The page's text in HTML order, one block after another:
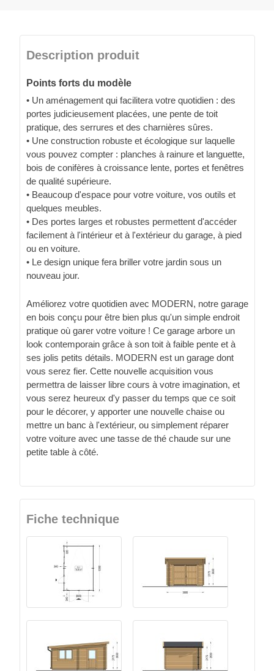
Description produit
Points forts du modèle
• Un aménagement qui facilitera votre quotidien : des
portes judicieusement placées, une pente de toit
pratique, des serrures et des charnières sûres.
• Une construction robuste et écologique sur laquelle
vous pouvez compter : planches à rainure et languette,
bois de conifères à croissance lente, portes et fenêtres
de qualité supérieure.
• Beaucoup d'espace pour votre voiture, vos outils et
quelques meubles.
• Des portes larges et robustes permettent d'accéder
facilement à l'intérieur et à l'extérieur du garage, à pied
ou en voiture.
• Le design unique fera briller votre jardin sous un
nouveau jour.
Améliorez votre quotidien avec MODERN, notre garage
en bois conçu pour être bien plus qu'un simple endroit
pratique où garer votre voiture ! Ce garage arbore un
look contemporain grâce à son toit à faible pente et à
ses jolis petits détails. MODERN est un garage dont
vous serez fier. Cette nouvelle acquisition vous
permettra de laisser libre cours à votre imagination, et
vous serez heureux d'y passer du temps que ce soit
pour le décorer, y apporter une nouvelle chaise ou
mettre un banc à l'extérieur, ou simplement réparer
votre voiture avec une tasse de thé chaude sur une
petite table à côté.
Fiche technique